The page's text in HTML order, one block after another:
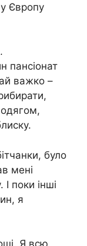
Європу
пансіонат
важко –
було
мені
поки інші
я
Я всю